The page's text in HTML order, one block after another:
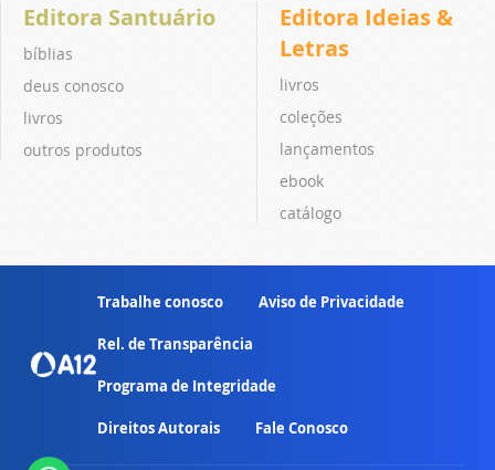
Editora Santuário
bíblias
deus conosco
livros
outros produtos
Editora Ideias &
Letras
livros
coleções
lançamentos
ebook
catálogo
Trabalhe conosco Aviso de Privacidade
Rel. de Transparência
Programa de Integridade
Direitos Autorais Fale Conosco